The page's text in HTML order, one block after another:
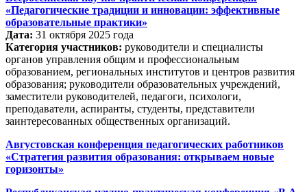
«Педагогические традиции и инновации: эффективные
образовательные практики»
Дата: 31 октября 2025 года
Категория участников: руководители и специалисты
органов управления общим и профессиональным
образованием, региональных институтов и центров развития
образования; руководители образовательных учреждений,
заместители руководителей, педагоги, психологи,
преподаватели, аспиранты, студенты, представители
заинтересованных общественных организаций.
Августовская конференция педагогических работников
«Стратегия развития образования: открываем новые
горизонты»